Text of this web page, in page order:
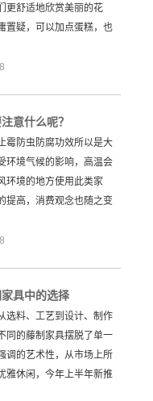
更舒适地欣赏美丽的花
置疑，可以加点蛋糕，也
意什么呢？
霉防虫防腐功效所以是大
环境气候的影响，高温会
环境的地方使用此类家
提高，消费观念也随之变
具中的选择
选料、工艺到设计、制作
同的藤制家具摆脱了单一
调的艺术性，从市场上所
雅休闲，今年上半年新推